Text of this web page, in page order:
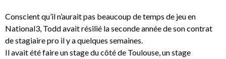
Conscient qu’il n’aurait pas beaucoup de temps de jeu en
National3, Todd avait résilié la seconde année de son contrat
de stagiaire pro il y a quelques semaines.
Il avait été faire un stage du côté de Toulouse, un stage